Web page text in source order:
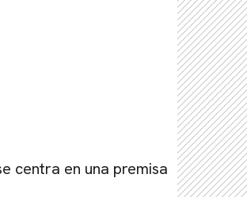
centra en una premisa